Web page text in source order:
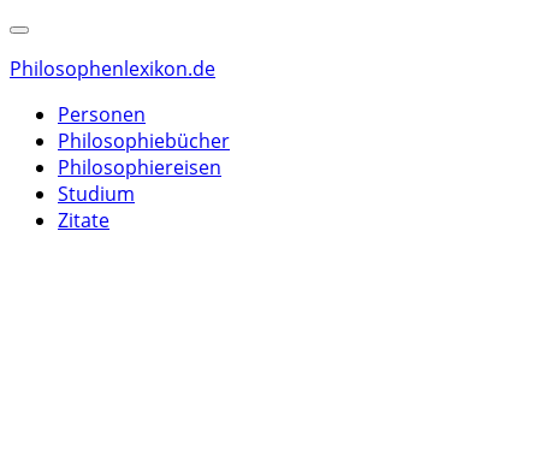
Philosophenlexikon.de
Personen
Philosophiebücher
Philosophiereisen
Studium
Zitate